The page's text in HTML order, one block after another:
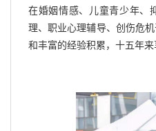
在婚姻情感、儿童青少年、
理、职业心理辅导、创伤危
和丰富的经验积累，十五年来